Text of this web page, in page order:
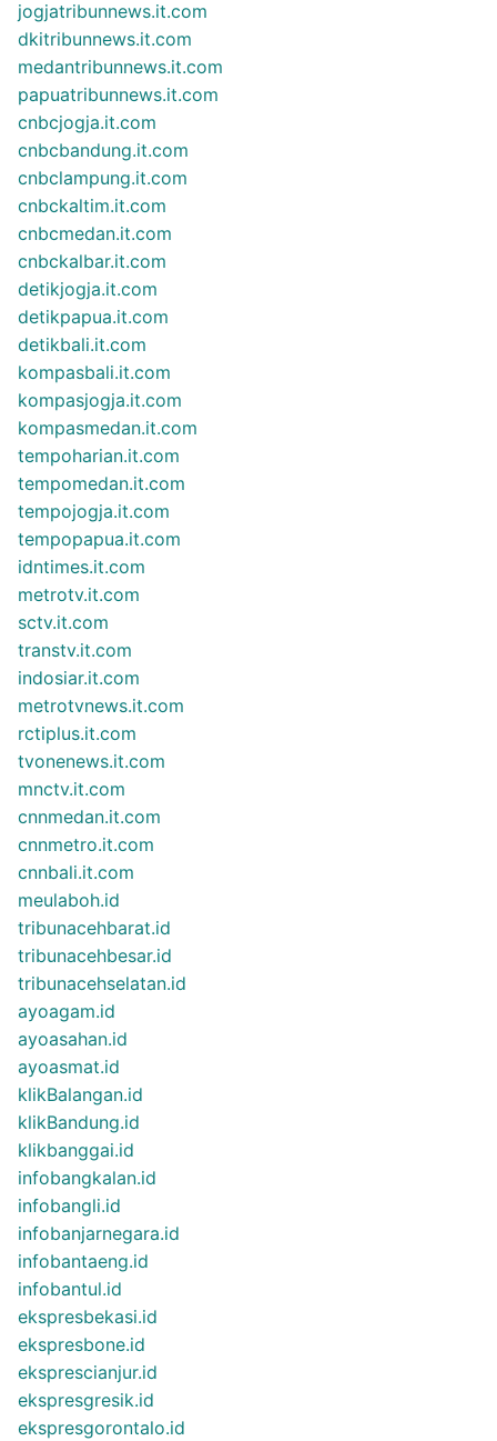
jogjatribunnews.it.com
dkitribunnews.it.com
medantribunnews.it.com
papuatribunnews.it.com
cnbcjogja.it.com
cnbcbandung.it.com
cnbclampung.it.com
cnbckaltim.it.com
cnbcmedan.it.com
cnbckalbar.it.com
detikjogja.it.com
detikpapua.it.com
detikbali.it.com
kompasbali.it.com
kompasjogja.it.com
kompasmedan.it.com
tempoharian.it.com
tempomedan.it.com
tempojogja.it.com
tempopapua.it.com
idntimes.it.com
metrotv.it.com
sctv.it.com
transtv.it.com
indosiar.it.com
metrotvnews.it.com
rctiplus.it.com
tvonenews.it.com
mnctv.it.com
cnnmedan.it.com
cnnmetro.it.com
cnnbali.it.com
meulaboh.id
tribunacehbarat.id
tribunacehbesar.id
tribunacehselatan.id
ayoagam.id
ayoasahan.id
ayoasmat.id
klikBalangan.id
klikBandung.id
klikbanggai.id
infobangkalan.id
infobangli.id
infobanjarnegara.id
infobantaeng.id
infobantul.id
ekspresbekasi.id
ekspresbone.id
eksprescianjur.id
ekspresgresik.id
ekspresgorontalo.id